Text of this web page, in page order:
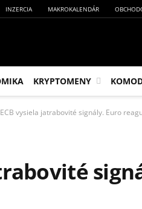
INZERCIA MAKROKALENDÁR
KRYPTOMENY
ECB vysiela jatrabovité signály. Euro